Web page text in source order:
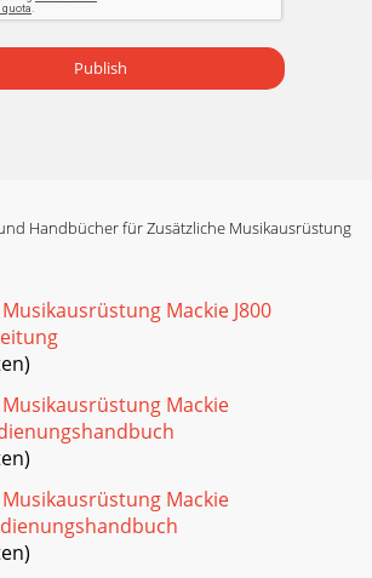
Publish
Handbücher für Zusätzliche Musikausrüstung
Mackie J800
Mackie
Mackie